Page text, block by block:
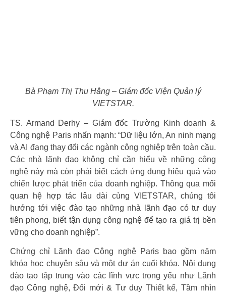
Bà Phạm Thị Thu Hằng – Giám đốc Viện Quản lý
VIETSTAR.
TS. Armand Derhy – Giám đốc Trường Kinh doanh &
Công nghệ Paris nhấn mạnh: “Dữ liệu lớn, An ninh mạng
và AI đang thay đổi các ngành công nghiệp trên toàn cầu.
Các nhà lãnh đạo không chỉ cần hiểu về những công
nghệ này mà còn phải biết cách ứng dụng hiệu quả vào
chiến lược phát triển của doanh nghiệp. Thông qua mối
quan hệ hợp tác lâu dài cùng VIETSTAR, chúng tôi
hướng tới việc đào tạo những nhà lãnh đạo có tư duy
tiên phong, biết tận dụng công nghệ để tạo ra giá trị bền
vững cho doanh nghiệp”.
Chứng chỉ Lãnh đạo Công nghệ Paris bao gồm năm
khóa học chuyên sâu và một dự án cuối khóa. Nội dung
đào tạo tập trung vào các lĩnh vực trọng yếu như Lãnh
đạo Công nghệ, Đổi mới & Tư duy Thiết kế, Tầm nhìn